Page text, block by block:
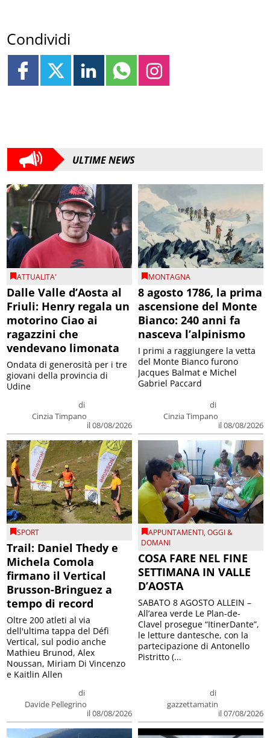
Condividi
ULTIME NEWS
ATTUALITA'
Dalle Valle d’Aosta al
Friuli: Henry regala un
motorino Ciao ai
ragazzini che
vendevano limonata
di
Cinzia Timpano
il 08/08/2026
Ondata di generosità per i tre
giovani della provincia di
Udine
MONTAGNA
8 agosto 1786, la prima
ascensione del Monte
Bianco: 240 anni fa
nasceva l’alpinismo
di
Cinzia Timpano
il 08/08/2026
I primi a raggiungere la vetta
del Monte Bianco furono
Jacques Balmat e Michel
Gabriel Paccard
SPORT
Trail: Daniel Thedy e
Michela Comola
firmano il Vertical
Brusson-Bringuez a
tempo di record
di
Davide Pellegrino
il 08/08/2026
Oltre 200 atleti al via
dell'ultima tappa del Défì
Vertical, sul podio anche
Mathieu Brunod, Alex
Noussan, Miriam Di Vincenzo
e Kaitlin Allen
APPUNTAMENTI,OGGI &
DOMANI
COSA FARE NEL FINE
SETTIMANA IN VALLE
D’AOSTA
di
gazzettamatin
il 07/08/2026
SABATO 8 AGOSTO ALLEIN –
All’area verde Le Plan-de-
Clavel prosegue “ItinerDante”,
le letture dantesche, con la
partecipazione di Antonello
Pistritto (...